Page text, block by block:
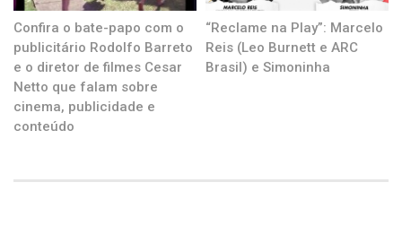
Confira o bate-papo com o
publicitário Rodolfo Barreto
e o diretor de filmes Cesar
Netto que falam sobre
cinema, publicidade e
conteúdo
“Reclame na Play”: Marcelo
Reis (Leo Burnett e ARC
Brasil) e Simoninha